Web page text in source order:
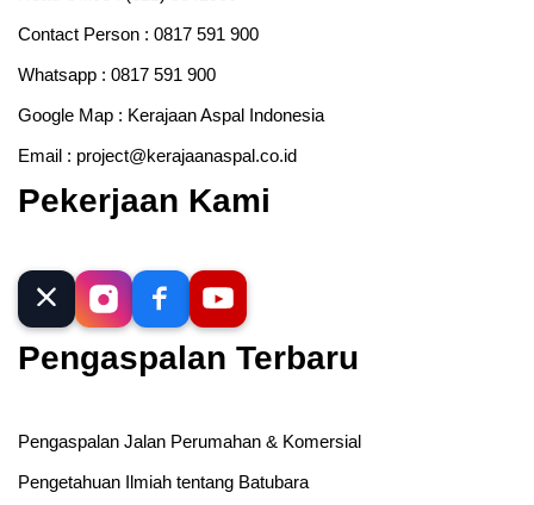
Contact Person : 0817 591 900
Whatsapp : 0817 591 900
Google Map : Kerajaan Aspal Indonesia
Email : project@kerajaanaspal.co.id
Pekerjaan Kami
Pengaspalan Terbaru
Pengaspalan Jalan Perumahan & Komersial
Pengetahuan Ilmiah tentang Batubara